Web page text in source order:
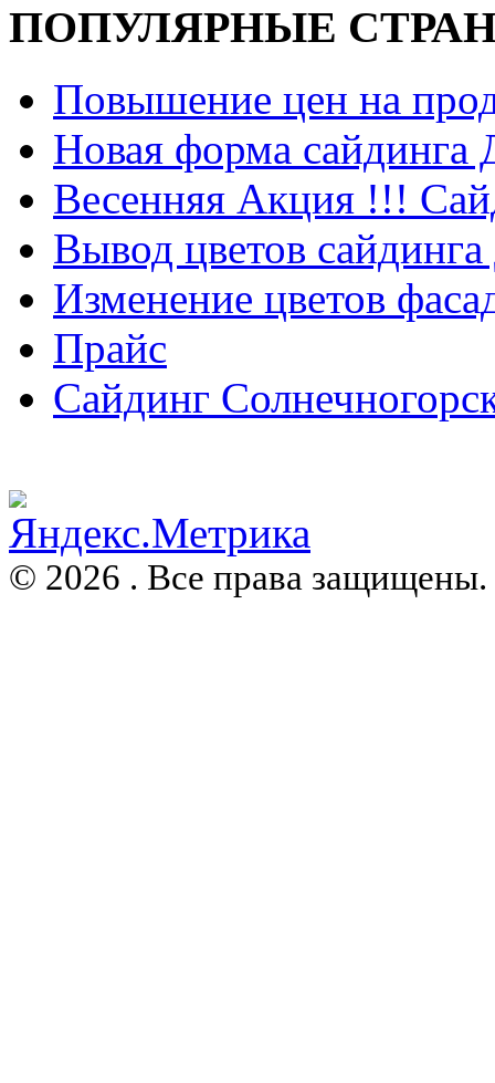
ПОПУЛЯРНЫЕ
Повышение цен на
Новая форма
Весенняя Акция !!!
Вывод цветов
Изменение цветов
Прайс
Сайдинг
© 2026 . Все права